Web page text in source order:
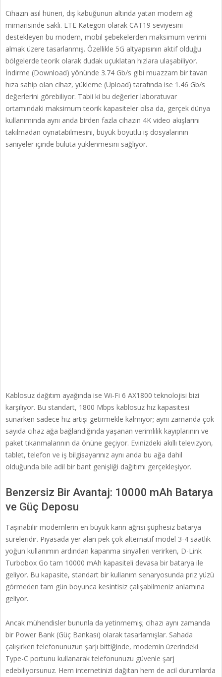
Cihazın asıl hüneri, dış kabuğunun altında yatan modern ağ
mimarisinde saklı. LTE Kategori olarak CAT19 seviyesini
destekleyen bu modem, mobil şebekelerden maksimum verimi
almak üzere tasarlanmış. Özellikle 5G altyapısının aktif olduğu
bölgelerde teorik olarak dudak uçuklatan hızlara ulaşabiliyor.
İndirme (Download) yönünde 3.74 Gb/s gibi muazzam bir tavan
hıza sahip olan cihaz, yükleme (Upload) tarafında ise 1.46 Gb/s
değerlerini görebiliyor. Tabii ki bu değerler laboratuvar
ortamındaki maksimum teorik kapasiteler olsa da, gerçek dünya
kullanımında aynı anda birden fazla cihazın 4K video akışlarını
takılmadan oynatabilmesini, büyük boyutlu iş dosyalarının
saniyeler içinde buluta yüklenmesini sağlıyor.
Kablosuz dağıtım ayağında ise Wi-Fi 6 AX1800 teknolojisi bizi
karşılıyor. Bu standart, 1800 Mbps kablosuz hız kapasitesi
sunarken sadece hız artışı getirmekle kalmıyor; aynı zamanda çok
sayıda cihaz ağa bağlandığında yaşanan verimlilik kayıplarının ve
paket tıkanmalarının da önüne geçiyor. Evinizdeki akıllı televizyon,
tablet, telefon ve iş bilgisayarınız aynı anda bu ağa dahil
olduğunda bile adil bir bant genişliği dağıtımı gerçekleşiyor.
Benzersiz Bir Avantaj: 10000 mAh Batarya
ve Güç Deposu
Taşınabilir modemlerin en büyük karın ağrısı şüphesiz batarya
süreleridir. Piyasada yer alan pek çok alternatif model 3-4 saatlik
yoğun kullanımın ardından kapanma sinyalleri verirken, D-Link
Turbobox Go tam 10000 mAh kapasiteli devasa bir batarya ile
geliyor. Bu kapasite, standart bir kullanım senaryosunda priz yüzü
görmeden tam gün boyunca kesintisiz çalışabilmeniz anlamına
geliyor.
Ancak mühendisler bununla da yetinmemiş; cihazı aynı zamanda
bir Power Bank (Güç Bankası) olarak tasarlamışlar. Sahada
çalışırken telefonunuzun şarjı bittiğinde, modemin üzerindeki
Type-C portunu kullanarak telefonunuzu güvenle şarj
edebiliyorsunuz. Hem internetinizi dağıtan hem de acil durumlarda